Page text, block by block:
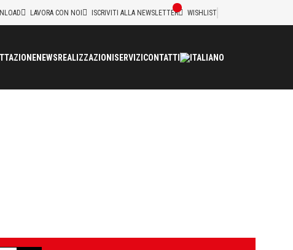
LAVORA CON NOI ISCRIVITI ALLA NEWSLETTER WISHLIST
NEWSREALIZZAZIONISERVIZICONTATTI